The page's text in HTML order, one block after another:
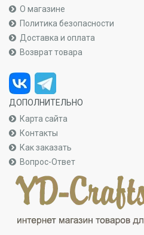
О магазине
Политика безопасности
Доставка и оплата
Возврат товара
ДОПОЛНИТЕЛЬНО
Карта сайта
Контакты
Как заказать
Вопрос-Ответ